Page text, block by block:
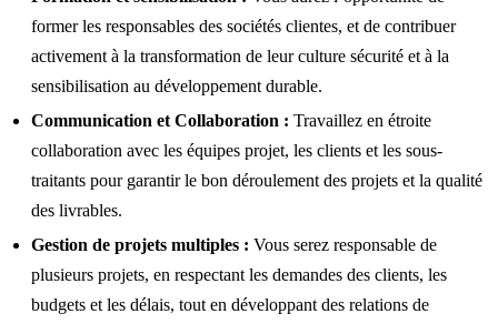
former les responsables des sociétés clientes, et de contribuer
activement à la transformation de leur culture sécurité et à la
sensibilisation au développement durable.
Communication et Collaboration : Travaillez en étroite
collaboration avec les équipes projet, les clients et les sous-
traitants pour garantir le bon déroulement des projets et la qualité
des livrables.
Gestion de projets multiples : Vous serez responsable de
plusieurs projets, en respectant les demandes des clients, les
budgets et les délais, tout en développant des relations de